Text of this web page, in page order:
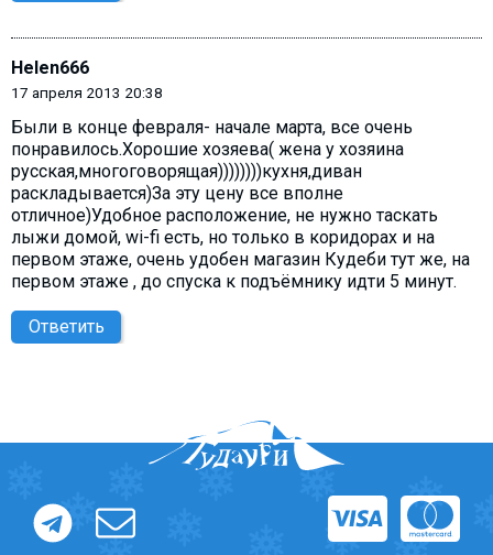
Helen666
17 апреля 2013 20:38
Были в конце февраля- начале марта, все очень
понравилось.Хорошие хозяева( жена у хозяина
русская,многоговорящая))))))))кухня,диван
раскладывается)За эту цену все вполне
отличное)Удобное расположение, не нужно таскать
лыжи домой, wi-fi есть, но только в коридорах и на
первом этаже, очень удобен магазин Кудеби тут же, на
первом этаже , до спуска к подъёмнику идти 5 минут.
Ответить